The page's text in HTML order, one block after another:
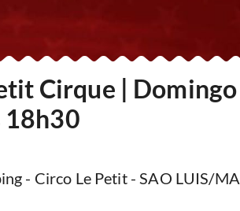
Cirque | Domingo
18h30
- Circo Le Petit - SAO LUIS/MA